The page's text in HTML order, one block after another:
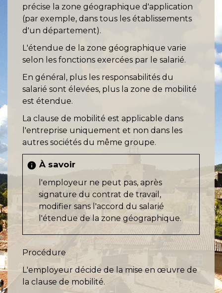
précise la zone géographique d'application
(par exemple, dans tous les établissements
d'un département).
L'étendue de la zone géographique varie
selon les fonctions exercées par le salarié.
En général, plus les responsabilités du
salarié sont élevées, plus la zone de mobilité
est étendue.
La clause de mobilité est applicable dans
l'entreprise uniquement et non dans les
autres sociétés du même groupe.
info À savoir
l'employeur ne peut pas, après
signature du contrat de travail,
modifier sans l'accord du salarié
l'étendue de la zone géographique.
Procédure
L'employeur décide de la mise en œuvre de
la clause de mobilité.